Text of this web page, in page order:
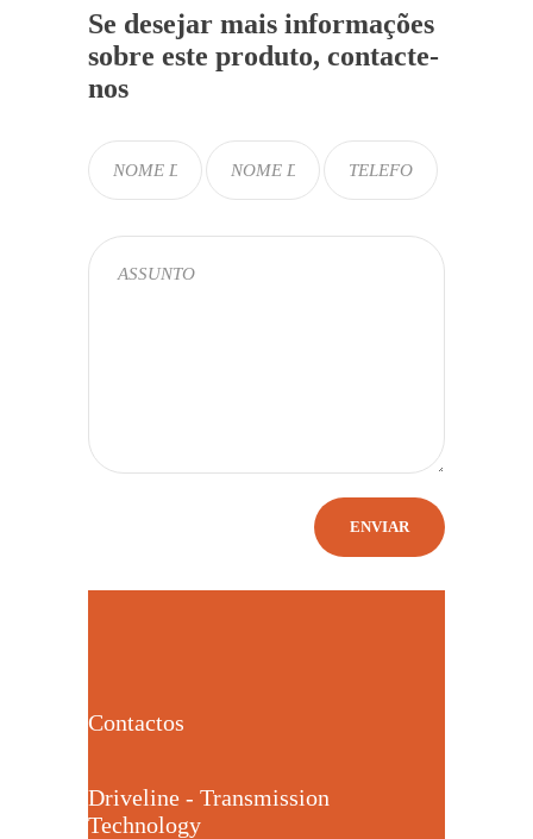
Se desejar mais informações
sobre este produto, contacte-
nos
Contactos
Driveline - Transmission
Technology